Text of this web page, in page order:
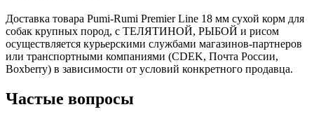
Доставка товара Pumi-Rumi Premier Line 18 мм сухой корм для
собак крупных пород, с ТЕЛЯТИНОЙ, РЫБОЙ и рисом
осуществляется курьерскими службами магазинов-партнеров
или транспортными компаниями (CDEK, Почта России,
Boxberry) в зависимости от условий конкретного продавца.
Частые вопросы